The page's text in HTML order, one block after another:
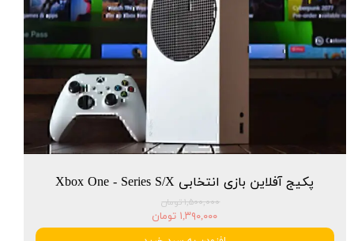
پکیج آفلاین بازی انتخابی Xbox One - Series S/X
۱,۵۰۰,۰۰۰ تومان
۱,۳۹۰,۰۰۰ تومان